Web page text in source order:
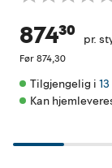
874³⁰ pr.
Før874,30
Tilgjengelig i
Kan